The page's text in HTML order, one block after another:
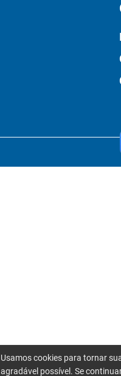
Usamos cookies para tornar
agradável possível. Se